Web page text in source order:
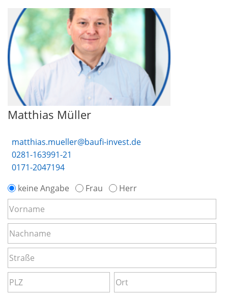
Matthias Müller
matthias.mueller@baufi-invest.de
0281-163991-21
0171-2047194
keine Angabe
Frau Herr